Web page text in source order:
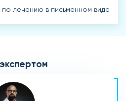
по лечению в письменном виде